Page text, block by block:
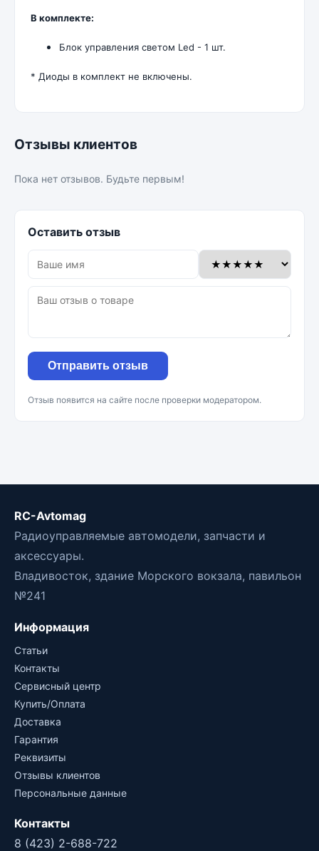
В комплекте:
Блок управления светом Led - 1 шт.
* Диоды в комплект не включены.
Отзывы клиентов
Пока нет отзывов. Будьте первым!
Оставить отзыв
Отправить отзыв
Отзыв появится на сайте после проверки модератором.
RC-Avtomag
Радиоуправляемые автомодели, запчасти и
аксессуары.
Владивосток, здание Морского вокзала, павильон
№241
Информация
Статьи
Контакты
Сервисный центр
Купить/Оплата
Доставка
Гарантия
Реквизиты
Отзывы клиентов
Персональные данные
Контакты
8 (423) 2-688-722